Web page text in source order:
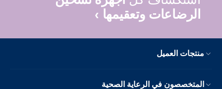
الرضاعات وتعقيمها ›
منتجات العميل
المتخصصون في الرعاية الصحية